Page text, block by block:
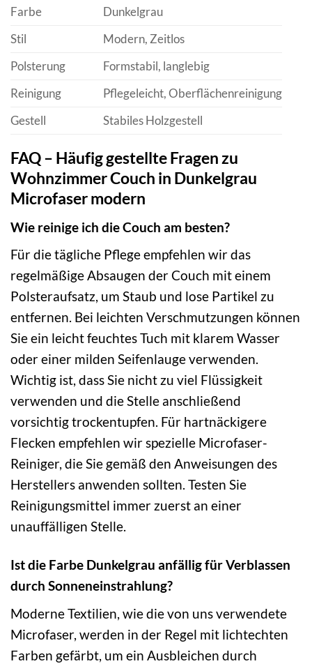
Farbe
Dunkelgrau
Stil
Modern, Zeitlos
Polsterung
Formstabil, langlebig
Reinigung
Pflegeleicht, Oberflächenreinigung
Gestell
Stabiles Holzgestell
FAQ – Häufig gestellte Fragen zu
Wohnzimmer Couch in Dunkelgrau
Microfaser modern
Wie reinige ich die Couch am besten?
Für die tägliche Pflege empfehlen wir das
regelmäßige Absaugen der Couch mit einem
Polsteraufsatz, um Staub und lose Partikel zu
entfernen. Bei leichten Verschmutzungen können
Sie ein leicht feuchtes Tuch mit klarem Wasser
oder einer milden Seifenlauge verwenden.
Wichtig ist, dass Sie nicht zu viel Flüssigkeit
verwenden und die Stelle anschließend
vorsichtig trockentupfen. Für hartnäckigere
Flecken empfehlen wir spezielle Microfaser-
Reiniger, die Sie gemäß den Anweisungen des
Herstellers anwenden sollten. Testen Sie
Reinigungsmittel immer zuerst an einer
unauffälligen Stelle.
Ist die Farbe Dunkelgrau anfällig für Verblassen
durch Sonneneinstrahlung?
Moderne Textilien, wie die von uns verwendete
Microfaser, werden in der Regel mit lichtechten
Farben gefärbt, um ein Ausbleichen durch